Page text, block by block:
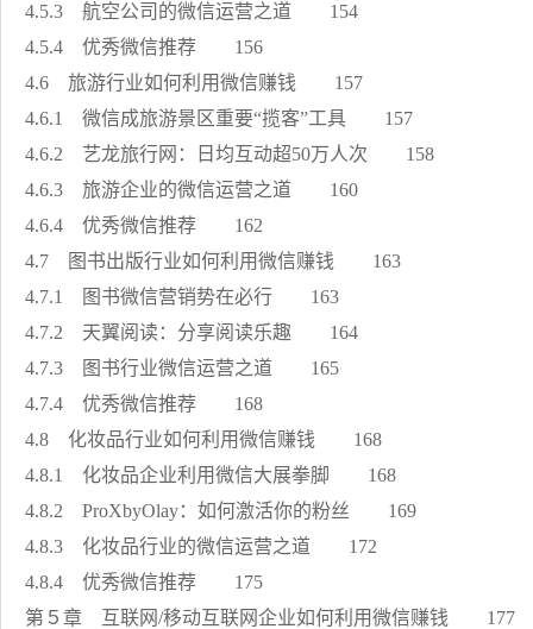
4.5.3 航空公司的微信运营之道 154
4.5.4 优秀微信推荐 156
4.6 旅游行业如何利用微信赚钱 157
4.6.1 微信成旅游景区重要“揽客”工具 157
4.6.2 艺龙旅行网：日均互动超50万人次 158
4.6.3 旅游企业的微信运营之道 160
4.6.4 优秀微信推荐 162
4.7 图书出版行业如何利用微信赚钱 163
4.7.1 图书微信营销势在必行 163
4.7.2 天翼阅读：分享阅读乐趣 164
4.7.3 图书行业微信运营之道 165
4.7.4 优秀微信推荐 168
4.8 化妆品行业如何利用微信赚钱 168
4.8.1 化妆品企业利用微信大展拳脚 168
4.8.2 ProXbyOlay：如何激活你的粉丝 169
4.8.3 化妆品行业的微信运营之道 172
4.8.4 优秀微信推荐 175
第５章 互联网/移动互联网企业如何利用微信赚钱 177